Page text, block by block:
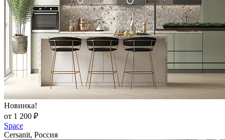
Новинка!
от 1 200 ₽
Space
Cersanit, Россия